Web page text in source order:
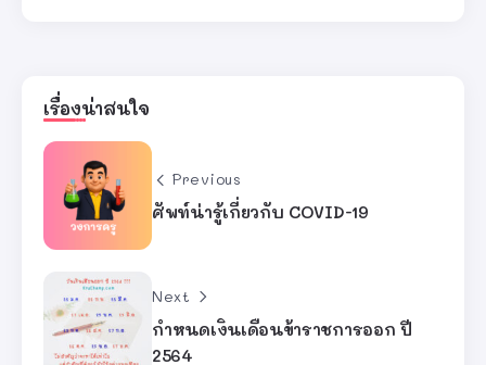
เรื่องน่าสนใจ
Previous
ศัพท์น่ารู้เกี่ยวกับ COVID-19
Next
กำหนดเงินเดือนข้าราชการออก ปี
2564